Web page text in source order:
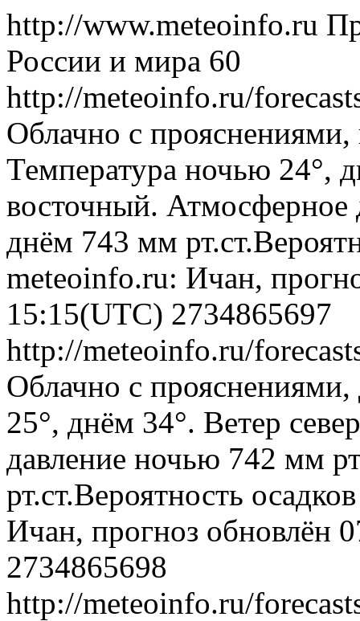
http://www.meteoinfo.ru
России и мира 60
http://meteoinfo.ru/
Облачно с
Температура ночью 24°,
восточный. Атмосферное
днём 743 мм
meteoinfo.ru: Ичан,
15:15(UTC) 2734865697
http://meteoinfo.ru/
Облачно с
25°, днём 34°. Ветер
давление ночью 742 мм
рт.ст.Вероятность
Ичан, прогноз обновлён
2734865698
http://meteoinfo.ru/